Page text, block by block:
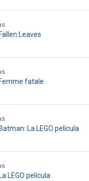
Fallen Leaves
Femme fatale
Batman: La LEGO película
La LEGO película